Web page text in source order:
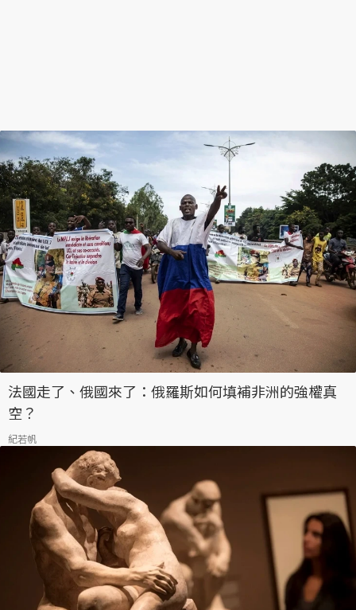
法國走了、俄國來了：俄羅斯如何填補非洲的強權真
空？
紀若帆